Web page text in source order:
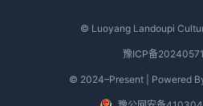
© Luoyang Landoupi
豫ICP备
© 2024–Present | Powered